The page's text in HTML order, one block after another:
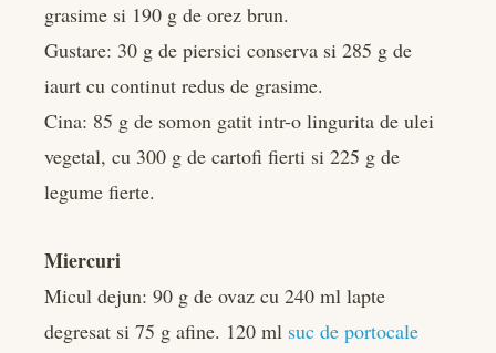
grasime si 190 g de orez brun.
Gustare: 30 g de piersici conserva si 285 g de
iaurt cu continut redus de grasime.
Cina: 85 g de somon gatit intr-o lingurita de ulei
vegetal, cu 300 g de cartofi fierti si 225 g de
legume fierte.
Miercuri
Micul dejun: 90 g de ovaz cu 240 ml lapte
degresat si 75 g afine. 120 ml suc de portocale